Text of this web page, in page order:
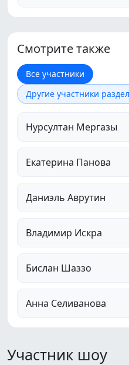
Смотрите также
Все участники
Другие участники
Нурсултан Мергазы
Екатерина Панова
Даниэль Аврутин
Владимир Искра
Бислан Шаззо
Анна Селиванова
Участник шоу